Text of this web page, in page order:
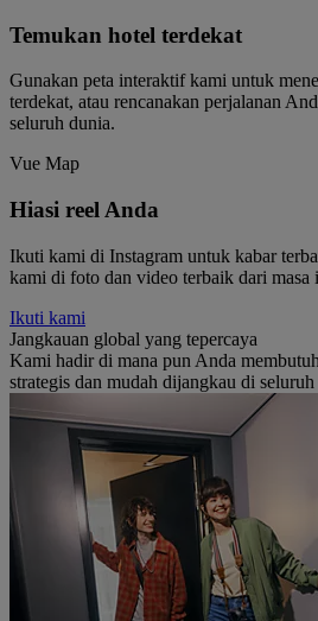
Temukan hotel terdekat
Gunakan peta interaktif kami untuk
terdekat, atau rencanakan perjalanan
seluruh dunia.
Vue Map
Hiasi reel Anda
Ikuti kami di Instagram untuk kabar
kami di foto dan video terbaik dari masa
Ikuti kami
Jangkauan global yang tepercaya
Kami hadir di mana pun Anda
strategis dan mudah dijangkau di